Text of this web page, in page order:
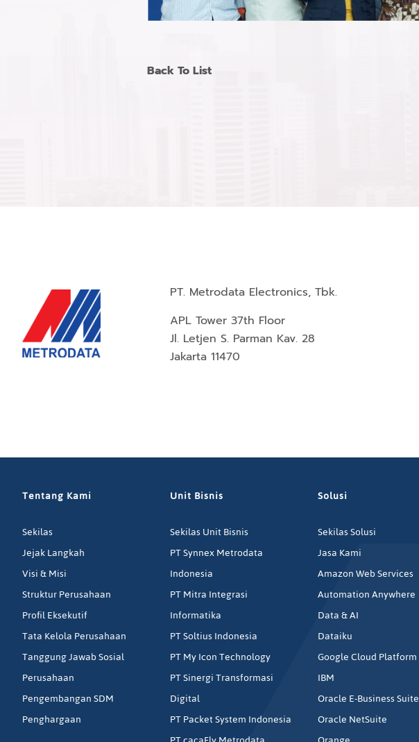
Back To List
PT. Metrodata Electronics, Tbk.
APL Tower 37th Floor
Jl. Letjen S. Parman Kav. 28
Jakarta 11470
Tentang Kami
Sekilas
Jejak Langkah
Visi & Misi
Struktur Perusahaan
Profil Eksekutif
Tata Kelola Perusahaan
Tanggung Jawab Sosial
Perusahaan
Pengembangan SDM
Penghargaan
Unit Bisnis
Sekilas Unit Bisnis
PT Synnex Metrodata
Indonesia
PT Mitra Integrasi
Informatika
PT Soltius Indonesia
PT My Icon Technology
PT Sinergi Transformasi
Digital
PT Packet System Indonesia
Solusi
Sekilas Solusi
Jasa Kami
Amazon Web Services
Automation Anywhere
Data & AI
Dataiku
Google Cloud Platform
IBM
Oracle E-Business Suite
Oracle NetSuite